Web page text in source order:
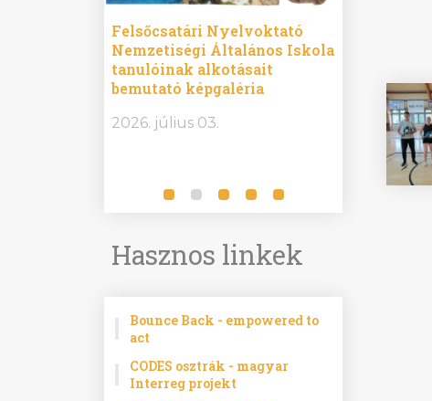
Felsőcsatári Nyelvoktató
Nemzetiségi Általános Iskola
tanulóinak alkotásait
bemutató képgaléria
2026. július 03.
bemutató
2026.
Hasznos linkek
Bounce Back - empowered to
act
CODES osztrák - magyar
Interreg projekt